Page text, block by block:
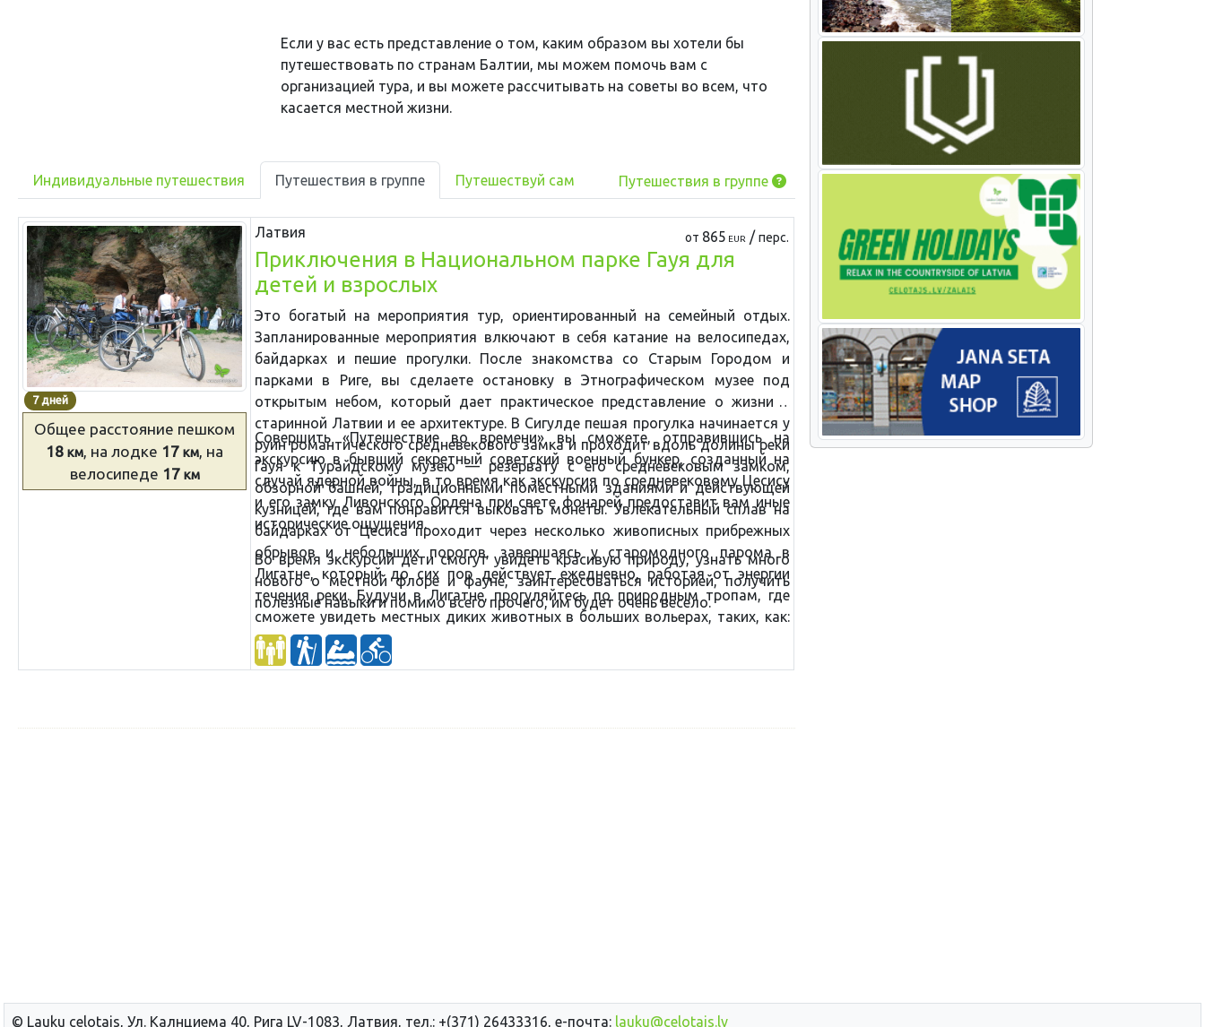
Если у вас есть представление о том, каким образом вы хотели бы
путешествовать по странам Балтии, мы можем помочь вам с
организацией тура, и вы можете рассчитывать на советы во всем, что
касается местной жизни.
Индивидуальные путешествия Путешествия в группе Путешествуй сам Путешествия в группе
7 дней
Общее расстояние пешком
18 км, на лодке 17 км, на
велосипеде 17км
Латвия от 865 EUR /перс.
Приключения в Национальном парке Гауя для
детей и взрослых
Это богатый на мероприятия тур, ориентированный на семейный отдых.
Запланированные мероприятия влкючают в себя катание на велосипедах,
байдарках и пешие прогулки. После знакомства со Старым Городом и
парками в Риге, вы сделаете остановку в Этнографическом музее под
открытым небом, который дает практическое представление о жизни в
старинной Латвии и ее архитектуре. В Сигулде пешая прогулка начинается у
руин романтического средневекового замка и проходит вдоль долины реки
Гауя к Турайдскому музею — резервату с его средневековым замком,
обзорной башней, традиционными поместными зданиями и действующей
кузницей, где вам понравится выковать монеты. Увлекательный сплав на
байдарках от Цесиса проходит через несколько живописных прибрежных
обрывов и небольших порогов, завершаясь у старомодного парома в
Лигатне, который до сих пор действует ежедневно, работая от энергии
течения реки. Будучи в Лигатне, прогуляйтесь по природным тропам, где
сможете увидеть местных диких животных в больших вольерах, таких, как:
дикие кабаны, медведи, рысь, волки и другие.
Совершить «Путешествие во времени» вы сможете, отправившись на
экскурсию в бывший секретный советский военный бункер, созданный на
случай ядерной войны, в то время как экскурсия по средневековому Цесису
и его замку Ливонского Ордена при свете фонарей предоставит вам иные
исторические ощущения.
Во время экскурсий дети смогут увидеть красивую природу, узнать много
нового о местной флоре и фауне, заинтересоваться историей, получить
полезные навыки и помимо всего прочего, им будет очень весело.
© Lauku сelotajs, Ул. Калнциема 40, Рига LV-1083, Латвия, тел.: +(371) 26433316, е-почта: lauku@celotajs.lv